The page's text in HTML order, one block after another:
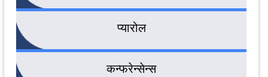
प्यारोल
कन्फरेन्सेन्स